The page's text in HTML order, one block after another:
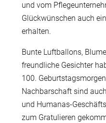
und vom
Glückwünschen auch
erhalten.
Bunte Luftballons,
freundliche Gesichter
100.
Nachbarschaft sind
und Humanas-
zum Gratulieren